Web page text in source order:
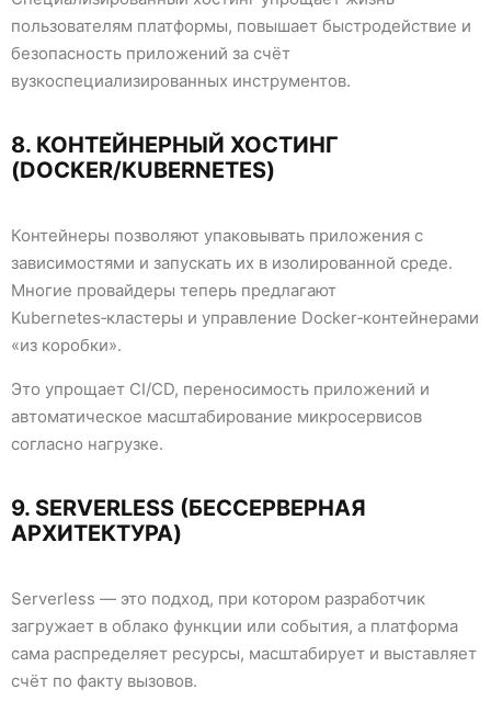
пользователям платформы, повышает быстродействие и
безопасность приложений за счёт
вузкоспециализированных инструментов.
8. КОНТЕЙНЕРНЫЙ ХОСТИНГ
(DOCKER/KUBERNETES)
Контейнеры позволяют упаковывать приложения с
зависимостями и запускать их в изолированной среде.
Многие провайдеры теперь предлагают
Kubernetes‑кластеры и управление Docker‑контейнерами
«из коробки».
Это упрощает CI/CD, переносимость приложений и
автоматическое масштабирование микросервисов
согласно нагрузке.
9. SERVERLESS (БЕССЕРВЕРНАЯ
АРХИТЕКТУРА)
Serverless — это подход, при котором разработчик
загружает в облако функции или события, а платформа
сама распределяет ресурсы, масштабирует и выставляет
счёт по факту вызовов.